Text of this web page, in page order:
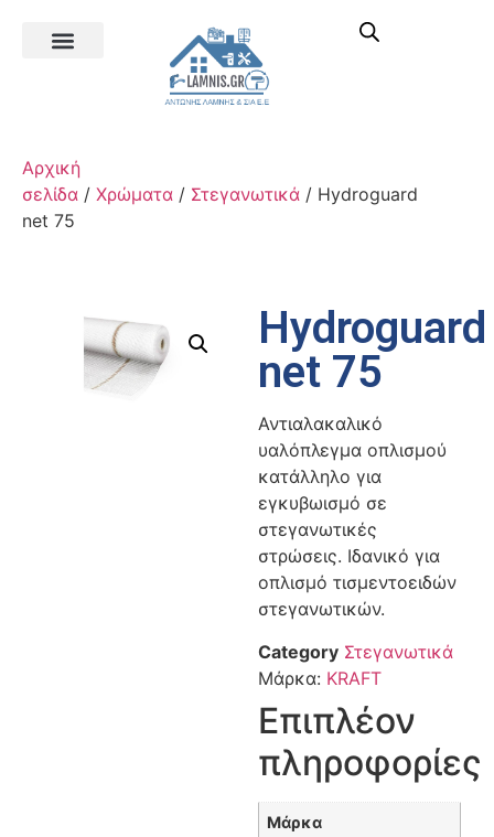
Αρχική
σελίδα / Χρώματα / Στεγανωτικά / Hydroguard
net 75
Hydroguard
net 75
Αντιαλακαλικό
υαλόπλεγμα οπλισμού
κατάλληλο για
εγκυβωισμό σε
στεγανωτικές
στρώσεις. Ιδανικό για
οπλισμό τισμεντοειδών
στεγανωτικών.
Category Στεγανωτικά
Μάρκα: KRAFT
Επιπλέον
πληροφορίες
Μάρκα